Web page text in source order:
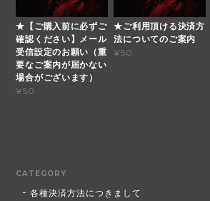
★【ご購入前に必ずご
確認ください】メール
受信設定のお願い（重
要なご案内が届かない
場合がございます）
¥50
★ご利用頂ける決済方
法についてのご案内
¥50
CATEGORY
各種決済方法につきまして